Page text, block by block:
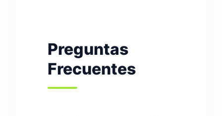
Preguntas
Frecuentes